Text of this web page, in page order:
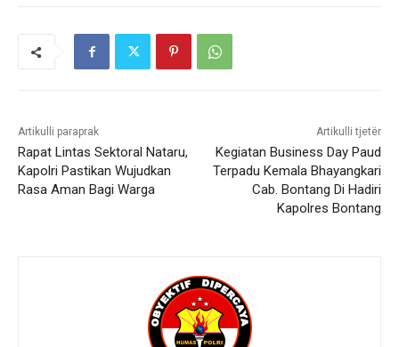
Artikulli paraprak
Rapat Lintas Sektoral Nataru,
Kapolri Pastikan Wujudkan
Rasa Aman Bagi Warga
Artikulli tjetër
Kegiatan Business Day Paud
Terpadu Kemala Bhayangkari
Cab. Bontang Di Hadiri
Kapolres Bontang